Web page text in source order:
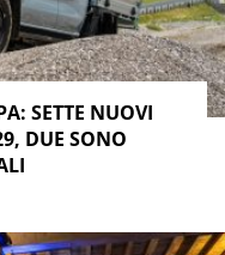
SETTE NUOVI
DUE SONO